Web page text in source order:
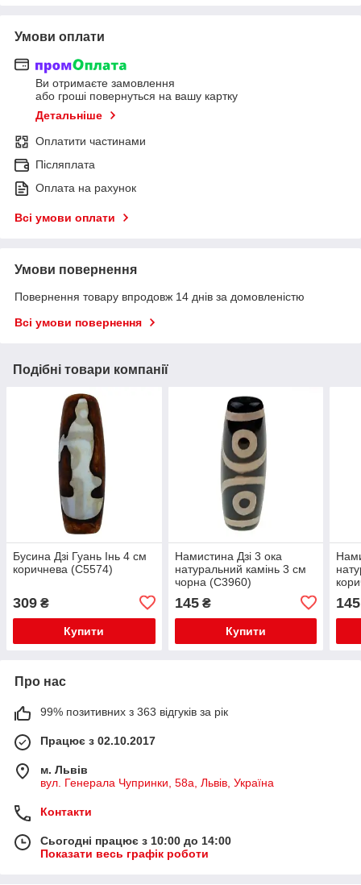
Умови оплати
Ви отримаєте замовлення
або гроші повернуться на вашу картку
Детальніше
Оплатити частинами
Післяплата
Оплата на рахунок
Всі умови оплати
Умови повернення
Повернення товару впродовж 14 днів за домовленістю
Всі умови повернення
Подібні товари компанії
Бусина Дзі Гуань Інь 4 см
коричнева (C5574)
309 ₴
Купити
Намистина Дзі 3 ока
натуральний камінь 3 см
чорна (C3960)
145₴
Купити
145
Про нас
99% позитивних з 363 відгуків за рік
Працює з 02.10.2017
м. Львів
вул. Генерала Чупринки, 58а, Львів, Україна
Контакти
Сьогодні працює з 10:00 до 14:00
Показати весь графік роботи